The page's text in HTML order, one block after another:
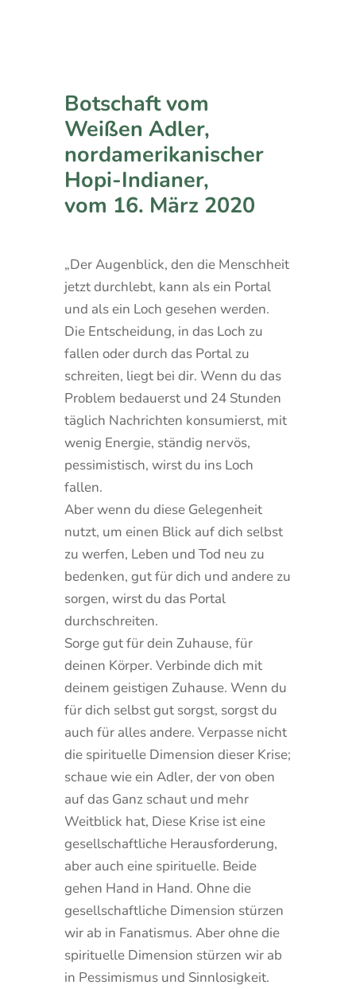
Botschaft vom
Weißen Adler,
nordamerikanischer
Hopi-Indianer,
vom 16. März 2020
„Der Augenblick, den die Menschheit
jetzt durchlebt, kann als ein Portal
und als ein Loch gesehen werden.
Die Entscheidung, in das Loch zu
fallen oder durch das Portal zu
schreiten, liegt bei dir. Wenn du das
Problem bedauerst und 24 Stunden
täglich Nachrichten konsumierst, mit
wenig Energie, ständig nervös,
pessimistisch, wirst du ins Loch
fallen.
Aber wenn du diese Gelegenheit
nutzt, um einen Blick auf dich selbst
zu werfen, Leben und Tod neu zu
bedenken, gut für dich und andere zu
sorgen, wirst du das Portal
durchschreiten.
Sorge gut für dein Zuhause, für
deinen Körper. Verbinde dich mit
deinem geistigen Zuhause. Wenn du
für dich selbst gut sorgst, sorgst du
auch für alles andere. Verpasse nicht
die spirituelle Dimension dieser Krise;
schaue wie ein Adler, der von oben
auf das Ganz schaut und mehr
Weitblick hat, Diese Krise ist eine
gesellschaftliche Herausforderung,
aber auch eine spirituelle. Beide
gehen Hand in Hand. Ohne die
gesellschaftliche Dimension stürzen
wir ab in Fanatismus. Aber ohne die
spirituelle Dimension stürzen wir ab
in Pessimismus und Sinnlosigkeit.